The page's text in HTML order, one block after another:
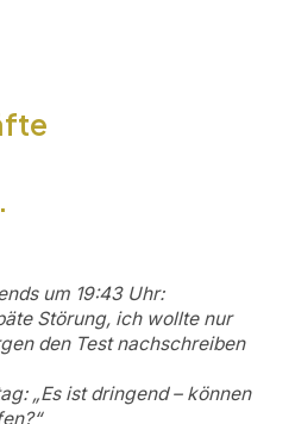
um 19:43 Uhr:
Störung, ich wollte nur
den Test nachschreiben
„Es ist dringend – können